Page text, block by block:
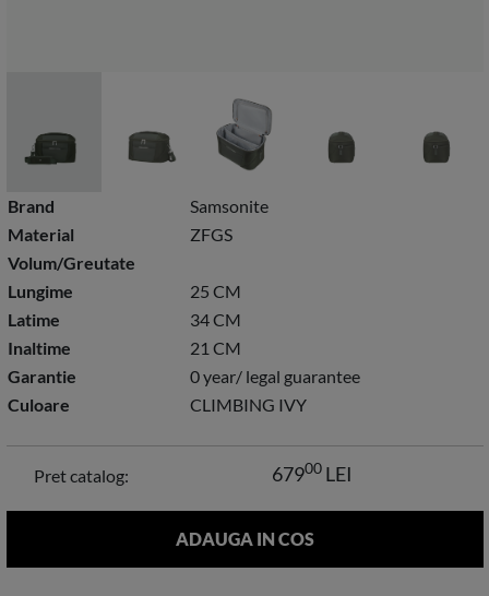
Brand
Samsonite
Material
ZFGS
Volum/Greutate
Lungime
25 CM
Latime
34 CM
Inaltime
21 CM
Garantie
0 year/ legal guarantee
Culoare
CLIMBING IVY
Pret catalog: 67900 LEI